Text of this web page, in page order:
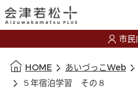
市民
HOME あいづっこWeb
５年宿泊学習 その８